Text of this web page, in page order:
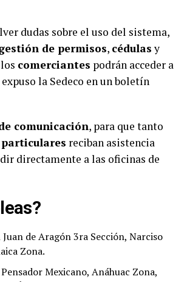
dudas sobre el uso del sistema,
de permisos, cédulasy
comerciantes podrán acceder a
expuso la Sedeco en un boletín
comunicación, para que tanto
particulares reciban asistencia
directamente a las oficinas de
de Aragón 3ra Sección, Narciso
Zona.
Mexicano, Anáhuac Zona,